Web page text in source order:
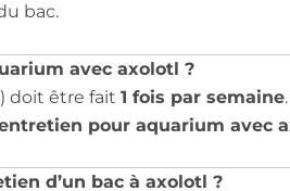
bac.
avec axolotl ?
doit être fait 1 fois par semaine
pour aquarium avec
d’un bac à axolotl ?